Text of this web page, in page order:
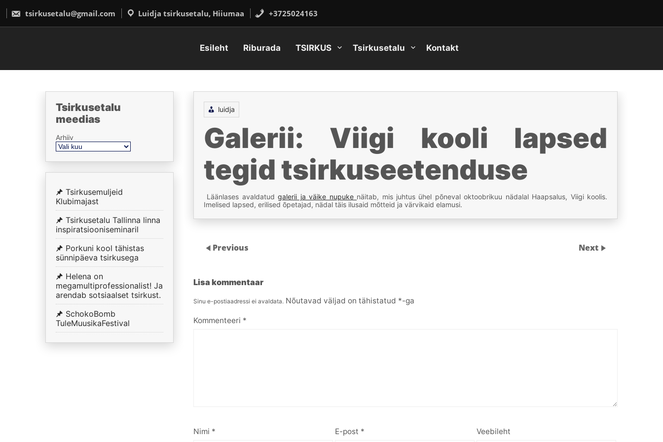
content
tsirkusetalu@gmail.com Luidja tsirkusetalu, Hiiumaa +3725024163
Esileht Riburada TSIRKUS Tsirkusetalu Kontakt
luidja
Galerii: Viigi kooli lapsed
tegid tsirkuseetenduse
Läänlases avaldatudgalerii ja väike nupuke näitab, mis juhtus ühel põneval oktoobrikuu nädalal Haapsalus, Viigi koolis.
Imelised lapsed, erilised õpetajad, nädal täis ilusaid mõtteid ja värvikaid elamusi.
Previous Next
Lisa kommentaar
Sinu e-postiaadressi ei avaldata. Nõutavad väljad on tähistatud *-ga
Kommenteeri *
Nimi * E-post * Veebileht
Tsirkusetalu
meedias
Arhiiv
Tsirkusemuljeid
Klubimajast
Tsirkusetalu Tallinna linna
inspiratsiooniseminaril
Porkuni kool tähistas
sünnipäeva tsirkusega
Helena on
megamultiprofessionalist! Ja
arendab sotsiaalset tsirkust.
SchokoBomb
TuleMuusikaFestival